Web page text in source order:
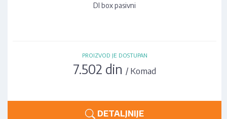
DI box pasivni
PROIZVOD JE DOSTUPAN
7.502 din / Komad
DETALJNIJE